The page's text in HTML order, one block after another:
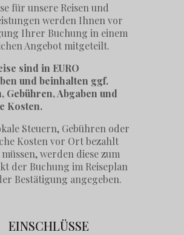
für unsere Reisen und
werden Ihnen vor
Ihrer Buchung in einem
Angebot mitgeteilt.
sind in EURO
und beinhalten ggf.
Gebühren, Abgaben und
Kosten.
Steuern, Gebühren oder
Kosten vor Ort bezahlt
werden diese zum
der Buchung im Reiseplan
Bestätigung angegeben.
EINSCHLÜSSE